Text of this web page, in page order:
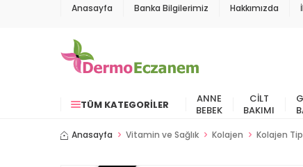
Anasayfa Banka Bilgilerimiz Hakkımızda
TÜM KATEGORILER
ANNE
BEBEK
CILT
BAKIMI
Anasayfa Vitamin ve Sağlık Kolajen Kolajen